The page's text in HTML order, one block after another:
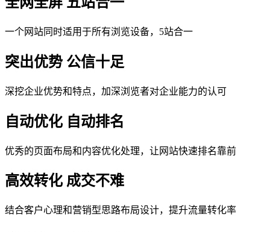
一个网站同时适用于所有浏览设备，5站合一
突出优势 公信十足
深挖企业优势和特点，加深浏览者对企业能力的认可
自动优化 自动排名
优秀的页面布局和内容优化处理，让网站快速排名靠前
高效转化 成交不难
结合客户心理和营销型思路布局设计，提升流量转化率